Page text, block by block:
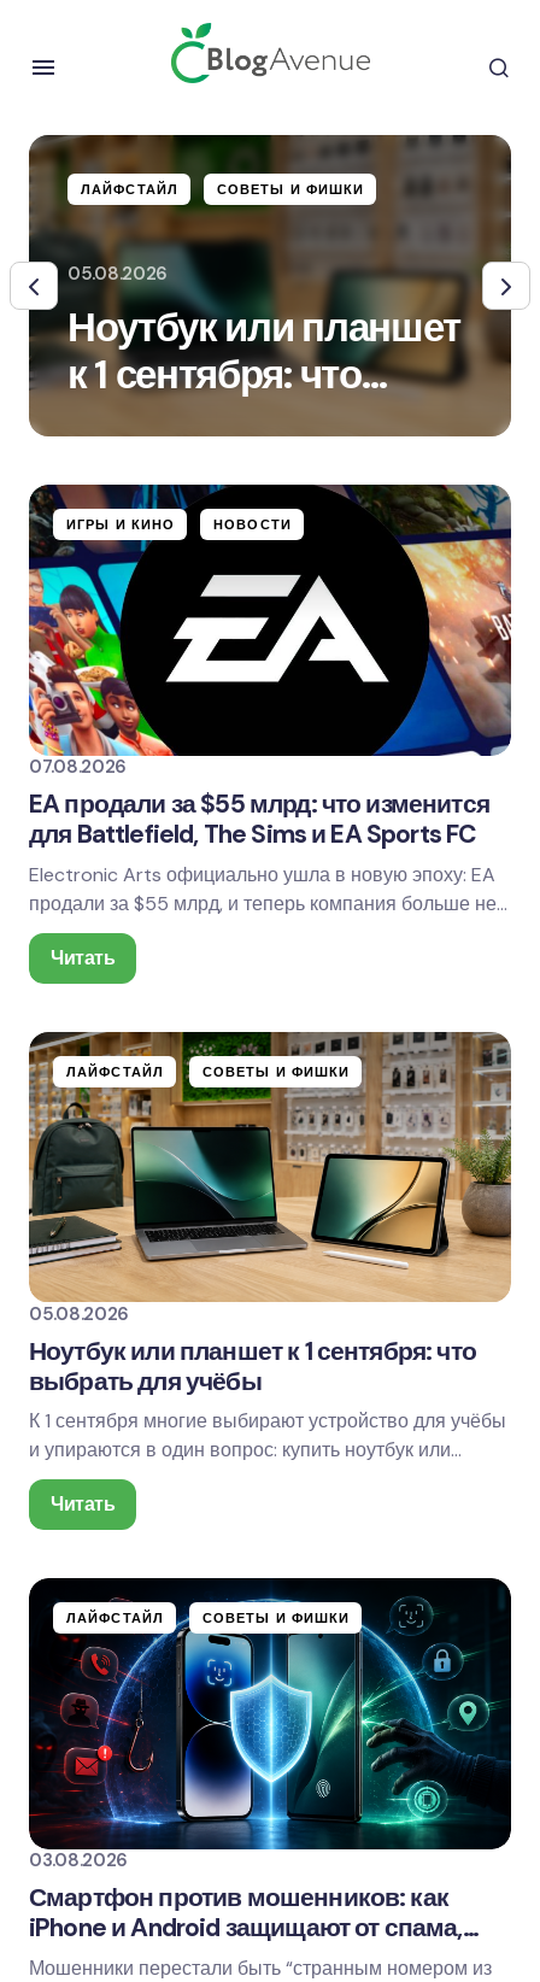
ЛАЙФСТАЙЛ СОВЕТЫ И ФИШКИ
05.08.2026
Ноутбук или планшет
к 1 сентября: что
ИГРЫ И КИНО НОВОСТИ
07.08.2026
EA продали за $55 млрд: что изменится
для Battlefield, The Sims и EA Sports FC
Electronic Arts официально ушла в новую эпоху: EA
продали за $55 млрд, и теперь компания больше не
является публичной. То есть её акции уходят…
Читать
ЛАЙФСТАЙЛ СОВЕТЫ И ФИШКИ
05.08.2026
Ноутбук или планшет к 1 сентября: что
выбрать для учёбы
К 1 сентября многие выбирают устройство для учёбы
и упираются в один вопрос: купить ноутбук или
планшет? Планшет легче, компактнее, удобен для…
Читать
ЛАЙФСТАЙЛ СОВЕТЫ И ФИШКИ
03.08.2026
Смартфон против мошенников: как
iPhone и Android защищают от спама,
скама и кражи
Мошенники перестали быть “странным номером из